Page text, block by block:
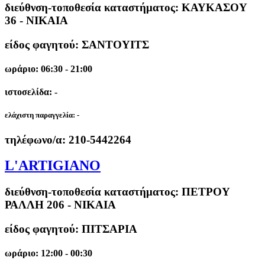
διεύθνση-τοποθεσία καταστήματος: ΚΑΥΚΑΣΟΥ
36 - ΝΙΚΑΙΑ
είδος φαγητού: ΣΑΝΤΟΥΙΤΣ
ωράριο: 06:30 - 21:00
ιστοσελίδα: -
ελάχιστη παραγγελία: -
τηλέφωνο/α: 210-5442264
L'ARTIGIANO
διεύθνση-τοποθεσία καταστήματος: ΠΕΤΡΟΥ
ΡΑΛΛΗ 206 - ΝΙΚΑΙΑ
είδος φαγητού: ΠΙΤΣΑΡΙΑ
ωράριο: 12:00 - 00:30